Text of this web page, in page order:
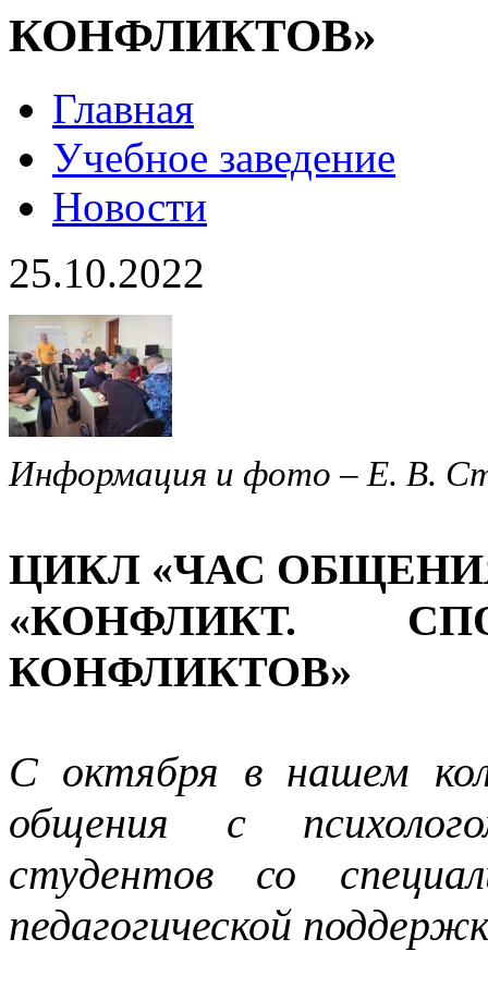
КОНФЛИКТОВ»
Главная
Учебное заведение
Новости
25.10.2022
Информация и фото – Е. В.
ЦИКЛ «ЧАС
«КОНФЛИКТ.
КОНФЛИКТОВ»
С октября в нашем
общения с
студентов со
педагогической